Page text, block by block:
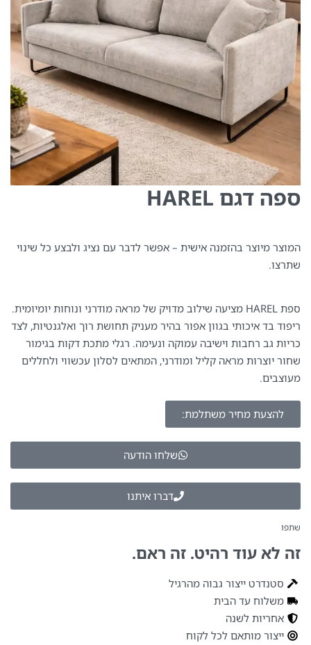
ספה דגם HAREL
המוצר מיוצר בהזמנה אישית – אפשר לדבר עם נציג ולבצע כל שינוי
שתרצו.
ספת HAREL מציעה שילוב מדויק של מראה מודרני ונוחות יומיומית.
ריפוד בד איכותי בגוון אפור בהיר מעניק תחושת רוך ואלגנטיות, לצד
כריות גב רחבות וישיבה עמוקה ונעימה. רגלי מתכת דקות בגימור
שחור יוצרות מראה קליל ומודרני, המתאים לסלון עכשווי ולחללים
מעוצבים.
להצעת מחיר משתלמת:
שלחו הודעה
דברו איתנו
שתפו
זה לא עוד רהיט. זה ראם.
סטנדרט ייצור גבוה מהרגיל
משלוח עד הבית
אחריות לשנה
ייצור מותאם לכל לקוח